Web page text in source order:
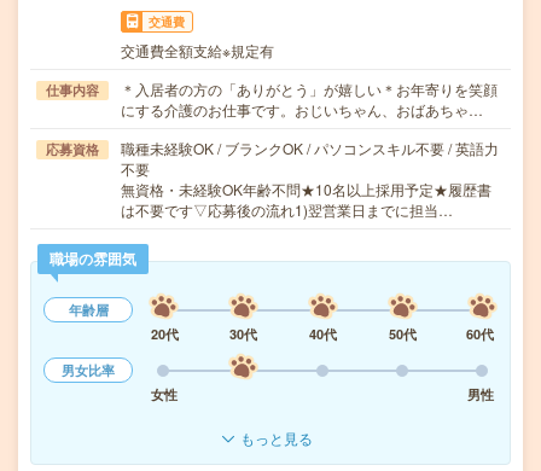
交通費
交通費全額支給※規定有
仕事内容
＊入居者の方の「ありがとう」が嬉しい＊お年寄りを笑顔
にする介護のお仕事です。おじいちゃん、おばあちゃ…
応募資格
職種未経験OK / ブランクOK / パソコンスキル不要 / 英語力
不要
無資格・未経験OK年齢不問★10名以上採用予定★履歴書
は不要です▽応募後の流れ1)翌営業日までに担当…
職場の雰囲気
年齢層
20代
30代 40代 50代
60代
男女比率
女性
男性
もっと見る